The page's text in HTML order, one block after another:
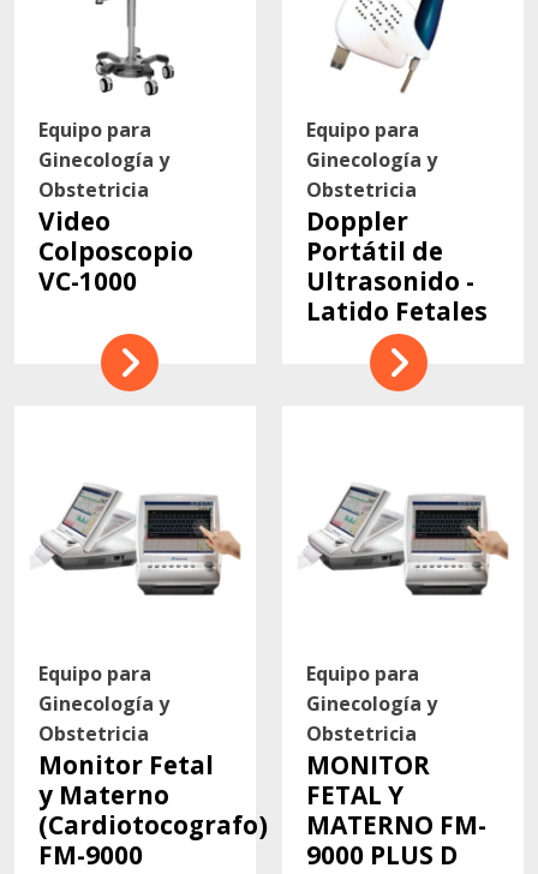
Equipo para
Ginecología y
Obstetricia
Video
Colposcopio
VC-1000
Equipo para
Ginecología y
Obstetricia
Doppler
Portátil de
Ultrasonido -
Latido Fetales
Equipo para
Ginecología y
Obstetricia
Monitor Fetal
y Materno
(Cardiotocografo)
FM-9000
Equipo para
Ginecología y
Obstetricia
MONITOR
FETAL Y
MATERNO FM-
9000 PLUS D